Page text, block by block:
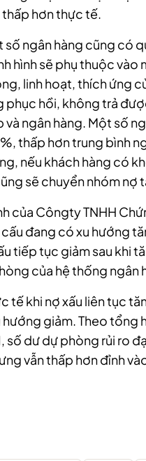
hơn thực tế.
số ngân hàng cũng có
hình sẽ phụ thuộc
linh hoạt, thích ứng
phục hồi, không trả
ngân hàng. Một số
thấp hơn trung bình
nếu khách hàng có
sẽ chuyển nhóm nợ
của Côngty TNHH
đang có xu hướng
tiếp tục giảm sau khi
của hệ thống ngân
tế khi nợ xấu liên tục
hướng giảm. Theo
số dư dự phòng rủi ro
vẫn thấp hơn đỉnh